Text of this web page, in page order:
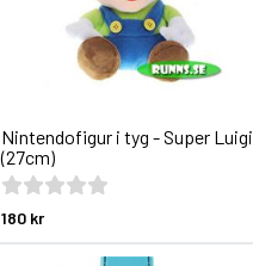
Nintendofigur i tyg - Super Luigi
(27cm)
180 kr